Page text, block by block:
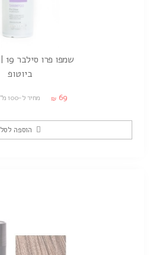
שמפו פרו סילבר 19 | 500 מ"ל
ביוטופ
₪ 69 מחיר ל-100 מ"ל: ₪13.80
הוספה לסל